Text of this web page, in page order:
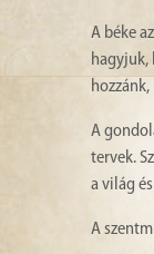
A béke
hagyjuk,
A
tervek.
a világ
A